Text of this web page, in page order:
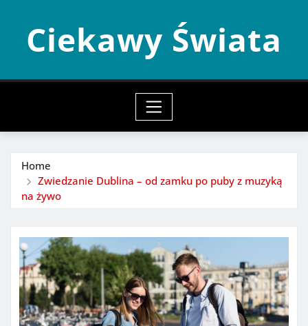
contentCiekawy Świata
Home
Zwiedzanie Dublina – od zamku po puby z muzyką
na żywo